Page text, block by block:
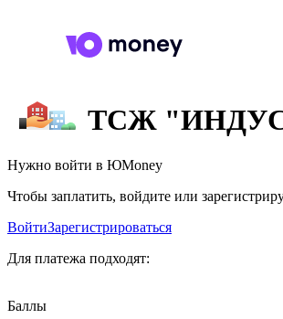
ТСЖ
Нужно войти в ЮMoney
Чтобы заплатить, войдите или
ВойтиЗарегистрироваться
Для платежа подходят:
Баллы